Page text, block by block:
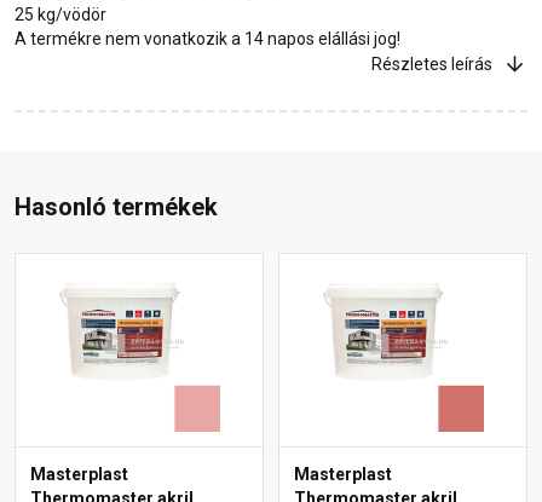
25 kg/vödör
A termékre nem vonatkozik a 14 napos elállási jog!
Részletes leírás
Hasonló termékek
Masterplast
Masterplast